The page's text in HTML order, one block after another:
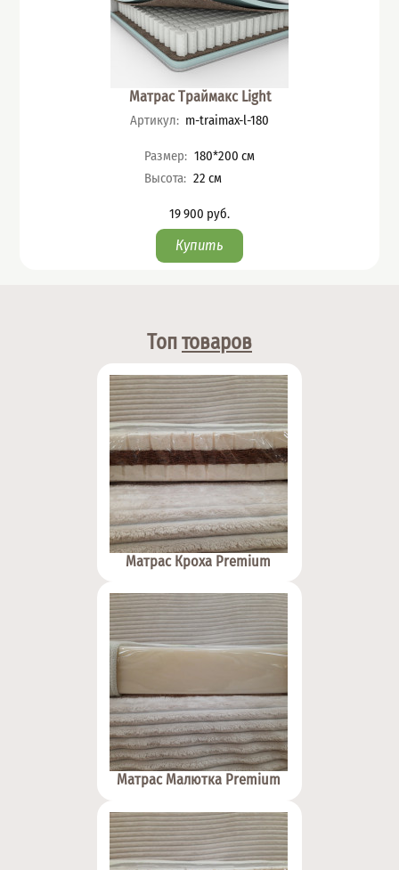
Матрас Траймакс Light
Артикул: m-traimax-l-180
Характеристики
Размер: 180*200 см
Высота: 22 см
Цена
19 900 руб.
Топтоваров
Матрас Кроха Premium
Матрас Малютка Premium